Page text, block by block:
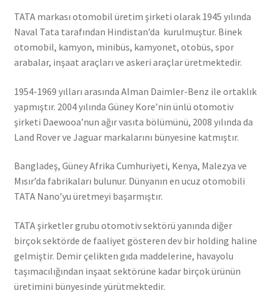
TATA markası otomobil üretim şirketi olarak 1945 yılında
Naval Tata tarafından Hindistan’da kurulmuştur. Binek
otomobil, kamyon, minibüs, kamyonet, otobüs, spor
arabalar, inşaat araçları ve askeri araçlar üretmektedir.
1954-1969 yılları arasında Alman Daimler-Benz ile ortaklık
yapmıştır. 2004 yılında Güney Kore’nin ünlü otomotiv
şirketi Daewooa’nun ağır vasıta bölümünü, 2008 yılında da
Land Rover ve Jaguar markalarını bünyesine katmıştır.
Bangladeş, Güney Afrika Cumhuriyeti, Kenya, Malezya ve
Mısır’da fabrikaları bulunur. Dünyanın en ucuz otomobili
TATA Nano’yu üretmeyi başarmıştır.
TATA şirketler grubu otomotiv sektörü yanında diğer
birçok sektörde de faaliyet gösteren dev bir holding haline
gelmiştir. Demir çelikten gıda maddelerine, havayolu
taşımacılığından inşaat sektörüne kadar birçok ürünün
üretimini bünyesinde yürütmektedir.